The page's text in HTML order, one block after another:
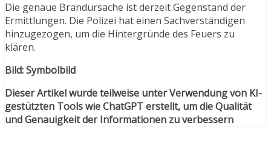
Die genaue Brandursache ist derzeit Gegenstand der
Ermittlungen. Die Polizei hat einen Sachverständigen
hinzugezogen, um die Hintergründe des Feuers zu
klären.
Bild: Symbolbild
Dieser Artikel wurde teilweise unter Verwendung von KI-
gestützten Tools wie ChatGPT erstellt, um die Qualität
und Genauigkeit der Informationen zu verbessern